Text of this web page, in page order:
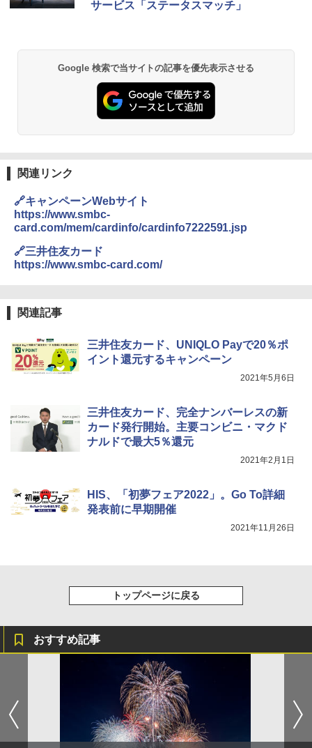
￥2,079
球の歩き方A ヨーロッパ
￥2,479
￥2,277
地球の歩き方 スター・ウォーズ
￥2,695
￥1,540
ッシュ 簡単設置 ワンタッチテント キャンプ
PYKES PEAK (パイクスピーク) 着替えテン
ト プライバシー テント 【中が透けない】 1
人用 折りたたみ 防災グッズ 災害用トイレ ビ
ーチ ピクニック ポップアップテント 携帯 簡
ENDLESS BASE 《めざましテレビで紹介》
テント ワンタッチ RENEW 幅200 2-3人用 43
500002(89147)
￥8,991
X 2人用 3人用 キャンプ アウトドア フェス
収納 コンパクト 簡単設営 カンガルーテント
ソロキャンプ ソロテント
026リニューアル 急速冷凍 空間倍増 衛生的
コンパクト 保冷力長持ち
￥2,980
￥6,459
USB充電式 高精度 超長距離照射 長時間使用
電動エアーポンプ SUP用 20PSI 電動ポンプ
ゴムボート 空気入れ 空気抜き 自動停止 過熱
￥7,299
サービス「ステータスマッチ」
Google 検索で当サイトの記事を優先表示させる
関連リンク
🔗キャンペーンWebサイト
https://www.smbc-
card.com/mem/cardinfo/cardinfo7222591.jsp
🔗三井住友カード
https://www.smbc-card.com/
関連記事
三井住友カード、UNIQLO Payで20％ポ
イント還元するキャンペーン
2021年5月6日
三井住友カード、完全ナンバーレスの新
カード発行開始。主要コンビニ・マクド
ナルドで最大5％還元
2021年2月1日
HIS、「初夢フェア2022」。Go To詳細
発表前に早期開催
2021年11月26日
トップページに戻る
おすすめ記事